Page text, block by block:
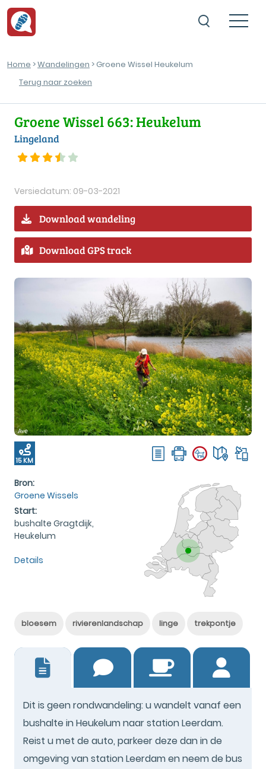
Home >Wandelingen > Groene Wissel Heukelum
Terug naar zoeken
Groene Wissel 663: Heukelum
Lingeland
Versiedatum: 09-03-2021
Download wandeling
Download GPS track
15 KM
Bron:
Groene Wissels
Start:
bushalte Gragtdijk,
Heukelum
Details
bloesem rivierenlandschap linge trekpontje
Dit is geen rondwandeling: u wandelt vanaf een
bushalte in Heukelum naar station Leerdam.
Reist u met de auto, parkeer deze dan in de
omgeving van station Leerdam en neem de bus